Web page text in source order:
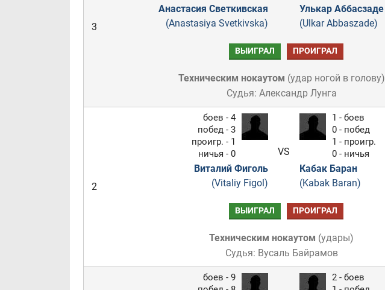
3
Анастасия Светкивская
(Anastasiya Svetkivska)
Улькар Аббасзаде
(Ulkar Abbaszade)
ВЫИГРАЛ ПРОИГРАЛ
Техническим нокаутом (удар ногой в голову)
Судья: Александр Лунга
2
боев - 4
побед - 3
проигр. - 1
ничья - 0
Виталий Фиголь
(Vitaliy Figol)
VS
1 - боев
0 - побед
1 - проигр.
0 - ничья
Кабак Баран
(Kabak Baran)
ВЫИГРАЛ ПРОИГРАЛ
Техническим нокаутом (удары)
Судья: Вусаль Байрамов
боев - 9
2 - боев